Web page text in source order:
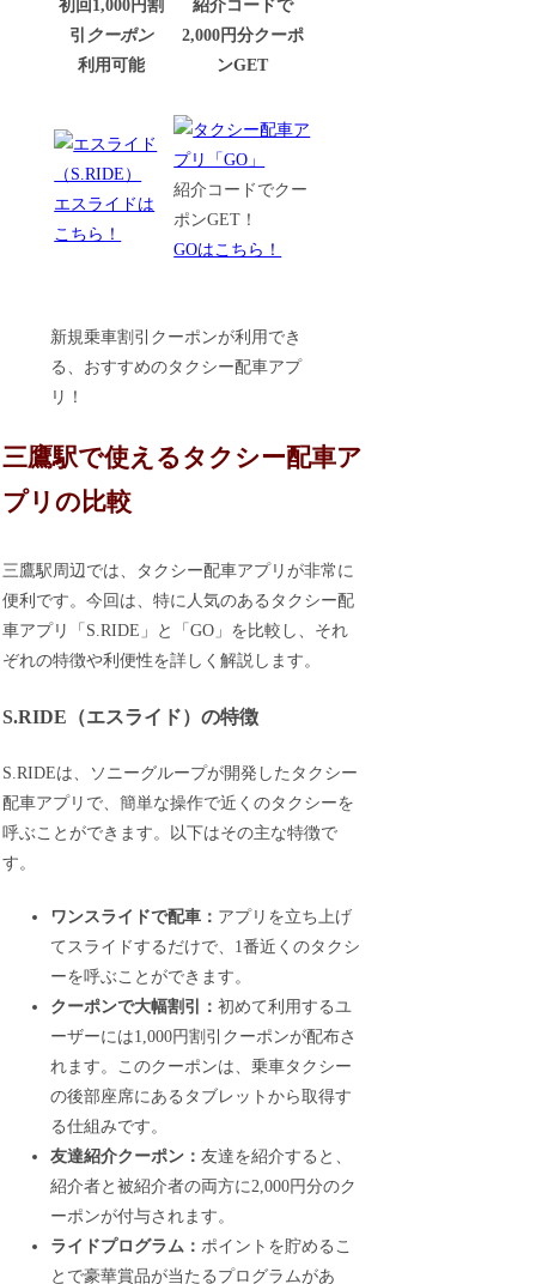
初回1,000円割
引 クーポン
利用可能
紹介コードで
2,000円分クーポ
ンGET
エスライドは
こちら！
紹介コードでクー
ポンGET！
GOはこちら！
新規乗車割引クーポンが利用でき
る、おすすめのタクシー配車アプ
リ！
三鷹駅で使えるタクシー配車ア
プリの比較
三鷹駅周辺では、タクシー配車アプリが非常に
便利です。今回は、特に人気のあるタクシー配
車アプリ「S.RIDE」と「GO」を比較し、それ
ぞれの特徴や利便性を詳しく解説します。
S.RIDE（エスライド）の特徴
S.RIDEは、ソニーグループが開発したタクシー
配車アプリで、簡単な操作で近くのタクシーを
呼ぶことができます。以下はその主な特徴で
す。
ワンスライドで配車： アプリを立ち上げ
てスライドするだけで、1番近くのタクシ
ーを呼ぶことができます。
クーポンで大幅割引：初めて利用するユ
ーザーには1,000円割引クーポンが配布さ
れます。このクーポンは、乗車タクシー
の後部座席にあるタブレットから取得す
る仕組みです。
友達紹介クーポン：友達を紹介すると、
紹介者と被紹介者の両方に2,000円分のク
ーポンが付与されます。
ライドプログラム： ポイントを貯めるこ
とで豪華賞品が当たるプログラムがあ